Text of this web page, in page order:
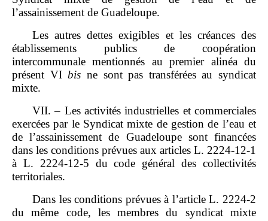
l’assainissement de Guadeloupe.
Les autres dettes exigibles et les créances des
établissements publics de coopération
intercommunale mentionnés au premier alinéa du
présent VIbis ne sont pas transférées au syndicat
mixte.
VII. – Les activités industrielles et commerciales
exercées par le Syndicat mixte de gestion de l’eau et
de l’assainissement de Guadeloupe sont financées
dans les conditions prévues aux articles L. 2224‑12‑1
à L. 2224‑12‑5 du code général des collectivités
territoriales.
Dans les conditions prévues à l’article L. 2224‑2
du même code, les membres du syndicat mixte